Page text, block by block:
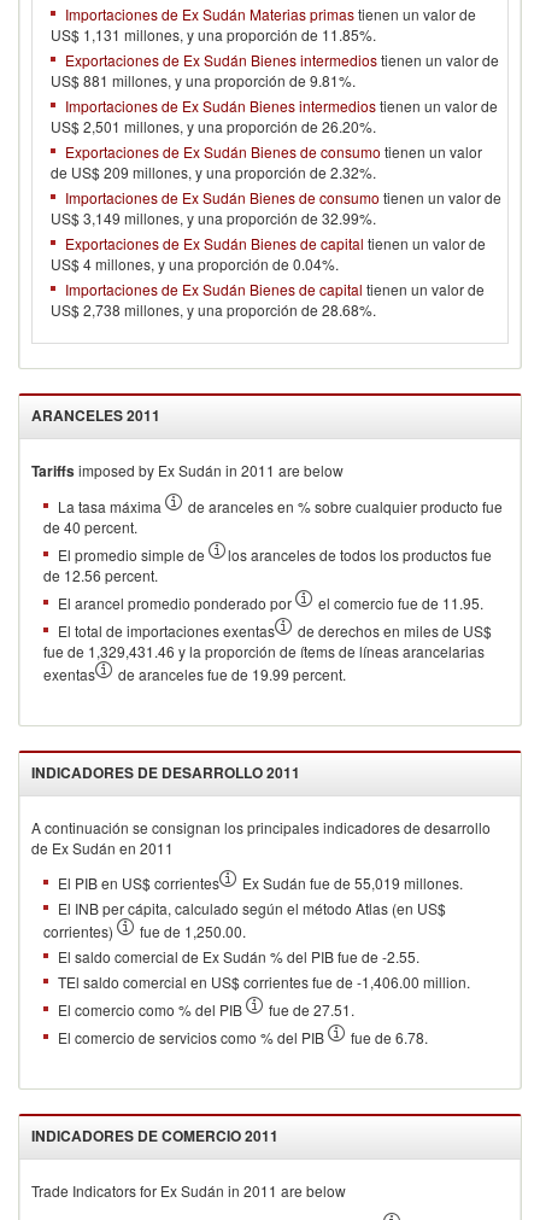
Importaciones de Ex Sudán Materias primastienen un valor de
US$ 1,131 millones, y una proporción de 11.85%.
Exportaciones de Ex Sudán Bienes intermediostienen un valor de
US$ 881 millones, y una proporción de 9.81%.
Importaciones de Ex Sudán Bienes intermediostienen un valor de
US$ 2,501 millones, y una proporción de 26.20%.
Exportaciones de Ex Sudán Bienes de consumo tienen un valor
de US$ 209 millones, y una proporción de 2.32%.
Importaciones de Ex Sudán Bienes de consumo tienen un valor de
US$ 3,149 millones, y una proporción de 32.99%.
Exportaciones de Ex Sudán Bienes de capital tienen un valor de
US$ 4 millones, y una proporción de 0.04%.
Importaciones de Ex Sudán Bienes de capital tienen un valor de
US$ 2,738 millones, y una proporción de 28.68%.
ARANCELES2011
Tariffsimposed by Ex Sudán in 2011 are below
La tasa máxima
de aranceles en % sobre cualquier producto fue
de 40 percent.
El promedio simple de
los aranceles de todos los productos fue
de 12.56 percent.
El arancel promedio ponderado por
el comercio fue de 11.95.
El total de importaciones exentas
de derechos en miles de US$
fue de 1,329,431.46 y la proporción de ítems de líneas arancelarias
exentas
de aranceles fue de 19.99 percent.
INDICADORES DE DESARROLLO2011
A continuación se consignan los principales indicadores de desarrollo
de Ex Sudán en 2011
El PIB en US$ corrientes
Ex Sudán fue de 55,019 millones.
El INB per cápita, calculado según el método Atlas (en US$
corrientes)
fue de 1,250.00.
El saldo comercial de Ex Sudán % del PIB fue de -2.55.
TEl saldo comercial en US$ corrientes fue de -1,406.00 million.
El comercio como % del PIB
fue de 27.51.
El comercio de servicios como % del PIB
fue de 6.78.
INDICADORES DE COMERCIO2011
Trade Indicators for Ex Sudán in 2011 are below